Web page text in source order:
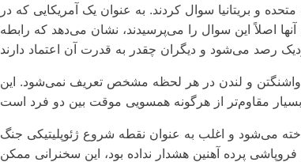
و بریتانیا سوال کردند. به عنوان یک آمریکایی که در
اصلاً این سوال را می‌پرسیدند، نشان می‌دهد که رابطه
واشنگتن و لندن در هر لحظه مشخص تعریف نمی‌شود. این
می‌شود و اغلب به عنوان نقطه شروع ژئوپلیتیکی جنگ
پرده آهنین هشدار نداده بود، این سخنرانی ممکن